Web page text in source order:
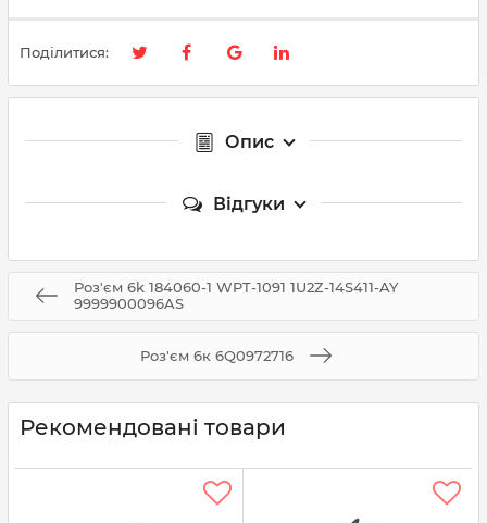
Поділитися:
Опис
Відгуки
Роз'єм 6k 184060-1 WPT-1091 1U2Z-14S411-AY
9999900096AS
Роз'єм 6к 6Q0972716
Рекомендовані товари